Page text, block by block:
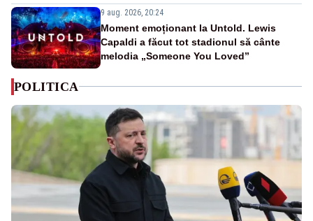
9 aug. 2026, 20:24
Moment emoționant la Untold. Lewis
Capaldi a făcut tot stadionul să cânte
melodia „Someone You Loved”
POLITICA